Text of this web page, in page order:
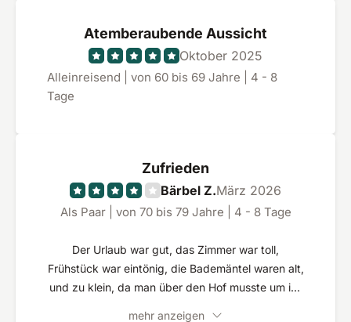
Atemberaubende Aussicht
Oktober 2025
Alleinreisend | von 60 bis 69 Jahre | 4 - 8
Tage
Zufrieden
Bärbel Z.März 2026
Als Paar | von 70 bis 79 Jahre | 4 - 8 Tage
Der Urlaub war gut, das Zimmer war toll,
Frühstück war eintönig, die Bademäntel waren alt,
und zu klein, da man über den Hof musste um ins
mehr anzeigen